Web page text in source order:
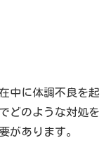
中に体調不良を起
どのような対処を
があります。